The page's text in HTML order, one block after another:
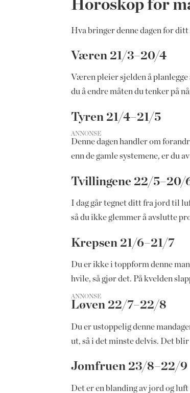
Horoskop for
Hva bringer denne dagen for
Væren 21/3–20/4
Væren pleier sjelden å
du å endre måten du tenker på
Tyren 21/4–21/5
ANNONSE
Denne dagen handler om
enn de gamle systemene, er du
Tvillingene 22/5–20/
I dag går tegnet ditt fra jord til
så du ikke glemmer å avslutte
Krepsen 21/6–21/7
Du er ikke i toppform denne
hvile, så gjør det. På kvelden
ANNONSE
Løven 22/7–22/8
Du er ustoppelig denne
ut, så i det minste delvis. Det
Jomfruen 23/8–22/9
Det er en blanding av jord og